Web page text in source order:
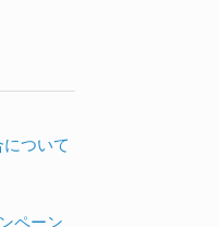
ついて
ペーン